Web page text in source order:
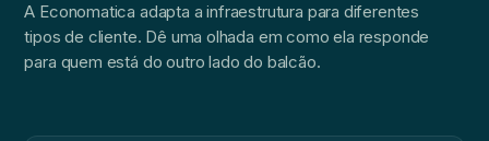
A Economatica adapta a infraestrutura para diferentes
tipos de cliente. Dê uma olhada em como ela responde
para quem está do outro lado do balcão.